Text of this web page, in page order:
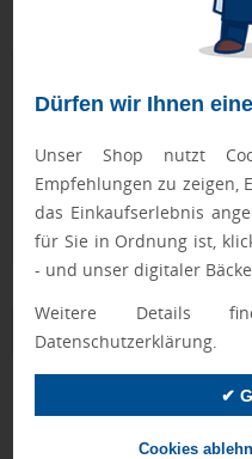
Dürfen wir Ihnen
Unser Shop nutzt
Empfehlungen zu zeigen,
das Einkaufserlebnis
für Sie in Ordnung ist,
- und unser digitaler
Weitere Details
Datenschutzerklärung.
✔
Cookies
schaffen es in den Shop.
Ewa Engel,
Zusatzinformation